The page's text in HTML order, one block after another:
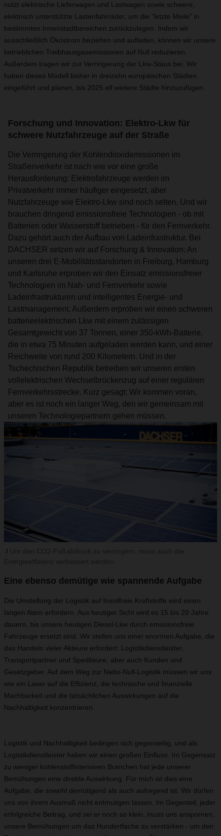
nutzt elektrische Lieferwagen und Lastwagen sowie schwere,
elektrisch unterstützte Lastenfahrräder, um die "letzte Meile" in
bestimmten Innenstadtbereichen zurückzulegen. Indem wir
ausschließlich Ökostrom beziehen und aufladen, können wir unsere
betrieblichen Treibhausgasemissionen auf Null reduzieren.
Außerdem tragen wir zur Verringerung der Lkw-Staus bei. Wir
haben dieses Modell bisher in dreizehn europäischen Städten
eingeführt und planen, bis 2025 elf weitere Städte hinzuzufügen.
Forschung und Innovation: Elektro-Lkw für
schwere Nutzfahrzeuge auf der Straße
Die Verringerung der Kohlendioxidemissionen im
Straßenverkehr ist nach wie vor eine große
Herausforderung: Elektrofahrzeuge werden im
Privatverkehr immer häufiger eingesetzt, aber
Nutzfahrzeuge wie Elektro-Lkw sind noch selten. Und wir
brauchen dringend emissionsfreie Technologien - ob mit
Batterien oder Wasserstoff betrieben - für den Fernverkehr.
Dazu gehört auch der Aufbau von Ladeinfrastruktur. Bei
DACHSER setzen wir auf Forschung & Innovation: An
unseren drei E-Mobilitätsstandorten in Freiburg, Hamburg
und Karlsruhe erproben wir den Einsatz emissionsfreier
Technologien im Nah- und Fernverkehr sowie
Ladeinfrastrukturen und intelligentes Energie- und
Lastmanagement. Außerdem erproben wir einen schweren
batterieelektrischen Lkw mit einem zulässigen
Gesamtgewicht von 37 Tonnen, einer 350-kWh-Batterie,
die in etwa 75 Minuten aufgeladen werden kann, und einer
Reichweite von rund 200 Kilometern. Und in der
Tschechischen Republik betreiben wir unseren ersten
vollelektrischen Wechselbrückenzug auf einer regulären
Fernverkehrsstrecke. Kurz gesagt: Wir kommen voran,
aber es ist noch ein langer Weg, den wir gemeinsam mit
unseren Technologiepartnern gehen müssen.
Eine ebenso demütige wie spannende Aufgabe
Die Umstellung der Logistik auf fossilfreie Kraftstoffe wird einen
langen Atem erfordern. Aus heutiger Sicht wird es 15 bis 20 Jahre
dauern, bis unsere heutigen Diesel-Lkw durch emissionsfreie
Fahrzeuge ersetzt sind. Wir stellen uns einer enormen Aufgabe, die
das Handeln vieler Akteure erfordert: Logistikdienstleister,
Transportpartner und Spediteure, aber auch Kunden und
Gesetzgeber. Auf dem Weg zur Netto-Null-Logistik müssen wir uns
wie ein Laser auf die Effizienz, die technische und finanzielle
Machbarkeit und die tatsächlichen Auswirkungen auf die
Nachhaltigkeit konzentrieren.
Logistik und Nachhaltigkeit bedingen sich gegenseitig, und als
Logistikdienstleister haben wir einen großen Einfluss. Im Gegensatz
zu weniger kohlenstoffintensiven Branchen hat jede unserer
Bemühungen eine direkte Auswirkung. Für mich ist dies eine
Aufgabe, die sowohl demütigend als auch aufregend ist. Wir dürfen
uns von ihrem Ausmaß nicht entmutigen lassen. Im Gegenteil, jeder
erfolgreiche Beitrag, und sei er noch so klein, muss uns anspornen,
unsere Bemühungen um das Hundertfache zu verstärken - um den